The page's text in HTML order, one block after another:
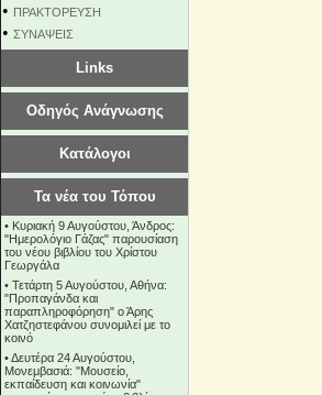
• ΠΡΑΚΤΟΡΕΥΣΗ
• ΣΥΝΑΨΕΙΣ
Links
Οδηγός Ανάγνωσης
Κατάλογοι
Τα νέα του Τόπου
• Κυριακή 9 Αυγούστου, Άνδρος:
"Ημερολόγιο Γάζας" παρουσίαση
του νέου βιβλίου του Χρίστου
Γεωργάλα
• Τετάρτη 5 Αυγούστου, Αθήνα:
"Προπαγάνδα και
παραπληροφόρηση" ο Άρης
Χατζηστεφάνου συνομιλεί με το
κοινό
•Δευτέρα 24 Αυγούστου,
Μονεμβασιά: "Μουσείο,
εκπαίδευση και κοινωνία"